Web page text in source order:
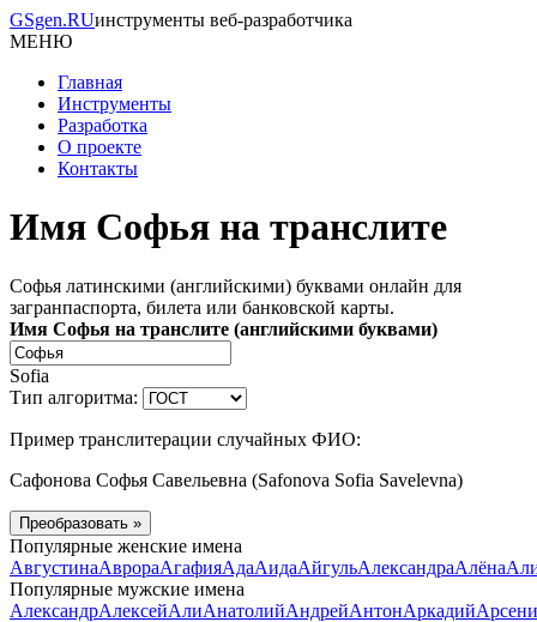
GSgen.RUинструменты веб-разработчика
МЕНЮ
Главная
Инструменты
Разработка
О проекте
Контакты
Имя Софья на транслите
Софья латинскими (английскими) буквами онлайн для
загранпаспорта, билета или банковской карты.
Имя Софья на транслите (английскими буквами)
Sofia
Тип алгоритма:
Пример транслитерации случайных ФИО:
Сафонова Софья Савельевна (Safonova Sofia Savelevna)
Популярные женские имена
АвгустинаАврораАгафияАдаАидаАйгульАлександраАлёна
Популярные мужские имена
АлександрАлексейАлиАнатолийАндрейАнтонАркадий